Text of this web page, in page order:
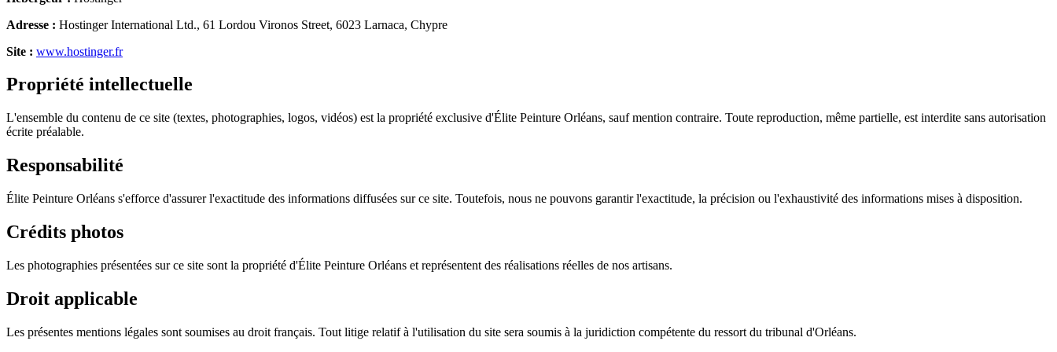
Adresse : Hostinger International Ltd., 61 Lordou Vironos Street, 6023 Larnaca, Chypre
Site : www.hostinger.fr
Propriété intellectuelle
L'ensemble du contenu de ce site (textes, photographies, logos, vidéos) est la propriété exclusive d'Élite Peinture Orléans, sauf mention contraire. Toute reproduction, même partielle, est interdite sans autorisation
écrite préalable.
Responsabilité
Élite Peinture Orléans s'efforce d'assurer l'exactitude des informations diffusées sur ce site. Toutefois, nous ne pouvons garantir l'exactitude, la précision ou l'exhaustivité des informations mises à disposition.
Crédits photos
Les photographies présentées sur ce site sont la propriété d'Élite Peinture Orléans et représentent des réalisations réelles de nos artisans.
Droit applicable
Les présentes mentions légales sont soumises au droit français. Tout litige relatif à l'utilisation du site sera soumis à la juridiction compétente du ressort du tribunal d'Orléans.